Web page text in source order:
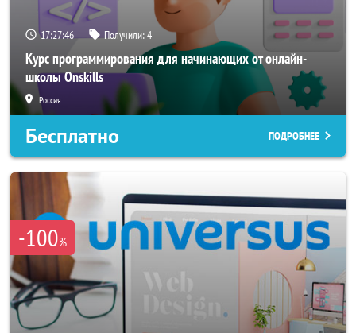
17:27:46 Получили:4
Курс программирования для начинающих от онлайн-
школы Onskills
Россия
Бесплатно ПОДРОБНЕЕ
-100%